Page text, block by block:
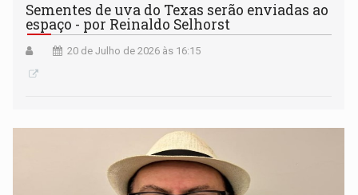
Sementes de uva do Texas serão enviadas ao
espaço - por Reinaldo Selhorst
20 de Julho de 2026 às 16:15